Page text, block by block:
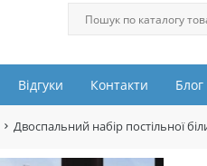
Відгуки Контакти Блог
Двоспальний набір постільної